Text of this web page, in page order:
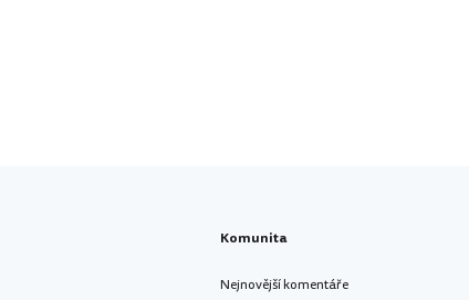
Komunita
Nejnovější komentáře